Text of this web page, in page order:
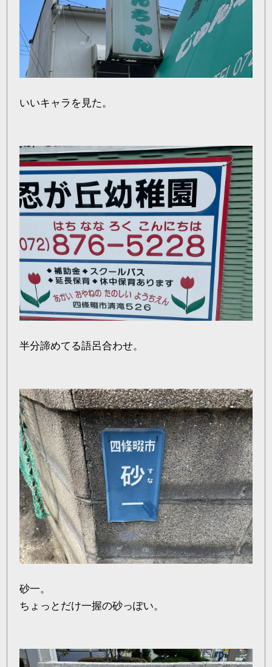
いいキャラを見た。
半分諦めてる語呂合わせ。
砂一。
ちょっとだけ一握の砂っぽい。